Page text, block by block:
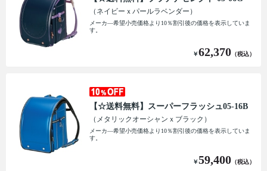
（ネイビーｘパールラベンダー）
メーカ―希望小売価格より10％割引後の価格を表示していま
す。
￥62,370 （税込）
【☆送料無料】スーパーフラッシュ05-16B
（メタリックオーシャンｘブラック）
メーカ―希望小売価格より10％割引後の価格を表示していま
す。
￥59,400 （税込）